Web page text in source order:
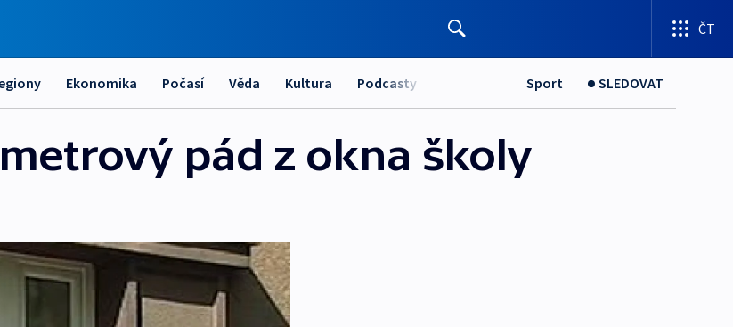
ČT
Ekonomika Počasí Věda Kultura Podcasty Sport SLEDOVAT
pád z okna školy